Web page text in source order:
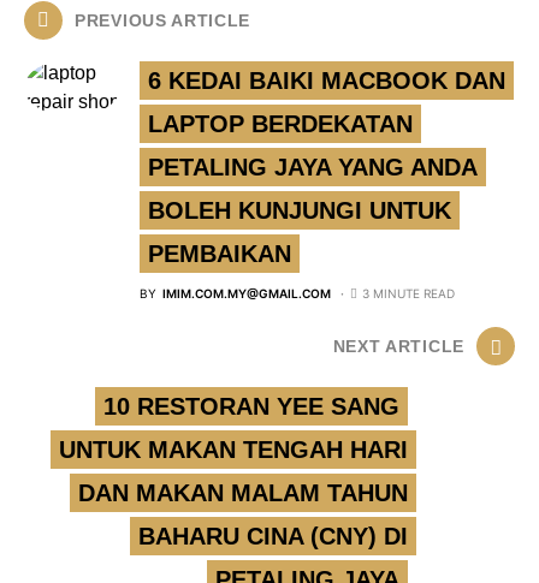
PREVIOUS ARTICLE
6 KEDAI BAIKI MACBOOK DAN
LAPTOP BERDEKATAN
PETALING JAYA YANG ANDA
BOLEH KUNJUNGI UNTUK
PEMBAIKAN
BY IMIM.COM.MY@GMAIL.COM 3 MINUTE READ
NEXT ARTICLE
10 RESTORAN YEE SANG
UNTUK MAKAN TENGAH HARI
DAN MAKAN MALAM TAHUN
BAHARU CINA (CNY) DI